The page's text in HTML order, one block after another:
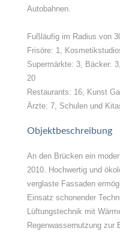
Autobahnen.
Fußläufig im Radius von
Frisöre: 1,
Supermärkte: 3, Bäcker:
20
Restaurants: 16, Kunst
Ärzte: 7, Schulen und
Objektbeschreibung
An den Brücken ein
2010. Hochwertig und
verglaste Fassaden
Einsatz schonender
Lüftungstechnik mit
Regenwassernutzung zur